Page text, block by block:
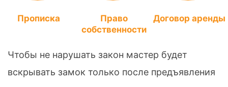
Прописка
Право
собственности
Договор аренды
Чтобы не нарушать закон мастер будет
вскрывать замок только после предъявления